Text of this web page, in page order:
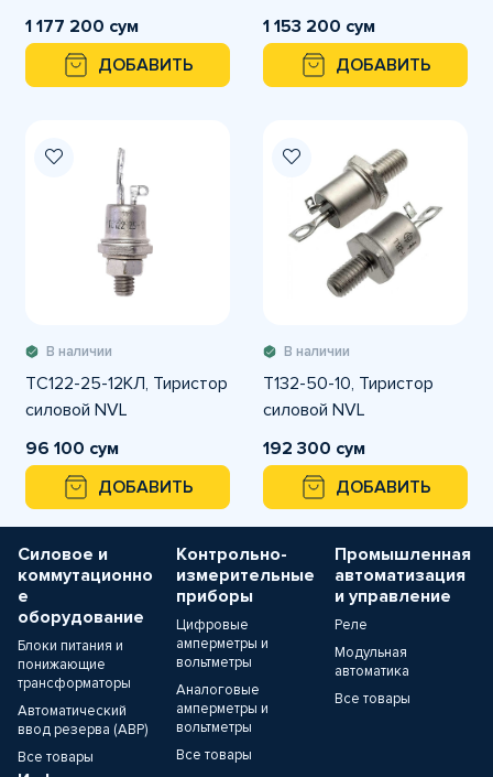
1 177 200 сум
ДОБАВИТЬ
1 153 200 сум
ДОБАВИТЬ
В наличии
ТС122-25-12КЛ, Тиристор
силовой NVL
96 100 сум
ДОБАВИТЬ
В наличии
Т132-50-10, Тиристор
силовой NVL
192 300 сум
ДОБАВИТЬ
Силовое и
коммутационно
е
оборудование
Блоки питания и
понижающие
трансформаторы
Автоматический
ввод резерва (АВР)
Все товары
Контрольно-
измерительные
приборы
Цифровые
амперметры и
вольтметры
Аналоговые
амперметры и
вольтметры
Все товары
Промышленная
автоматизация
и управление
Реле
Модульная
автоматика
Все товары